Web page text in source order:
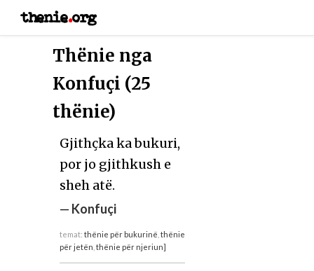
thenie.org
Thënie nga
Konfuçi (25
thënie)
Gjithçka ka bukuri,
por jo gjithkush e
sheh atë.
— Konfuçi
temat: thënie për bukurinë thënie
për jetën thënie për njeriun]